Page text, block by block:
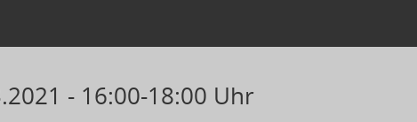
- 16:00-18:00 Uhr